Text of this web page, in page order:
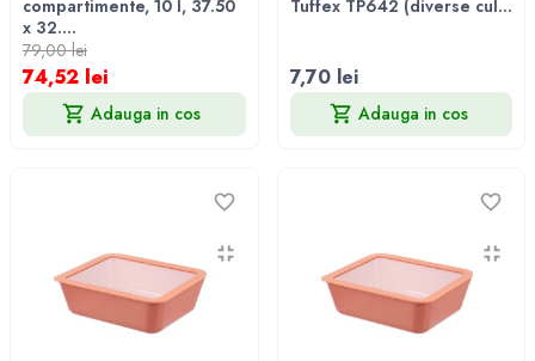
compartimente, 10 l, 37.50
x 32....
79,00 lei
74,52 lei
Adauga in cos
Tuffex TP642 (diverse cul...
7,70 lei
Adauga in cos